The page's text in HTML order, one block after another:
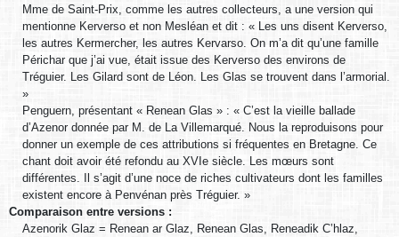
Mme de Saint-Prix, comme les autres collecteurs, a une version qui
mentionne Kerverso et non Mesléan et dit : « Les uns disent Kerverso,
les autres Kermercher, les autres Kervarso. On m’a dit qu’une famille
Périchar que j’ai vue, était issue des Kerverso des environs de
Tréguier. Les Gilard sont de Léon. Les Glas se trouvent dans l’armorial.
»
Penguern, présentant « Renean Glas » : « C’est la vieille ballade
d’Azenor donnée par M. de La Villemarqué. Nous la reproduisons pour
donner un exemple de ces attributions si fréquentes en Bretagne. Ce
chant doit avoir été refondu au XVIe siècle. Les mœurs sont
différentes. Il s’agit d’une noce de riches cultivateurs dont les familles
existent encore à Penvénan près Tréguier. »
Comparaison entre versions :
Azenorik Glaz = Renean ar Glaz, Renean Glas, Reneadik C’hlaz,